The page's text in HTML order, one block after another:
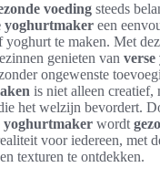
voeding steeds
yoghurtmaker een
yoghurt te maken. Met
genieten van
ongewenste
is niet alleen creatief,
het welzijn bevordert.
yoghurtmaker wordt
voor iedereen, met
texturen te ontdekken.